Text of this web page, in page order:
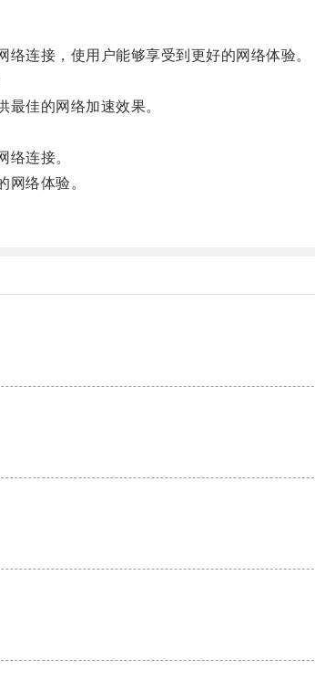
连接，使用户能够享受到更好的网络体验。
佳的网络加速效果。
连接。
络体验。